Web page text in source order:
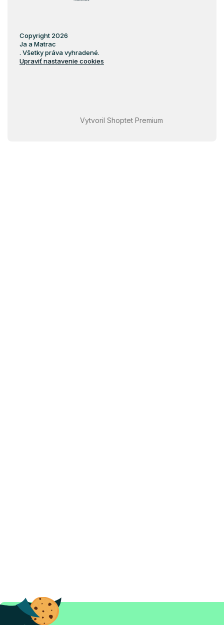
Vytvoril Shoptet Premium
Copyright 2026
Ja a Matrac
. Všetky práva vyhradené.
Upraviť nastavenie cookies